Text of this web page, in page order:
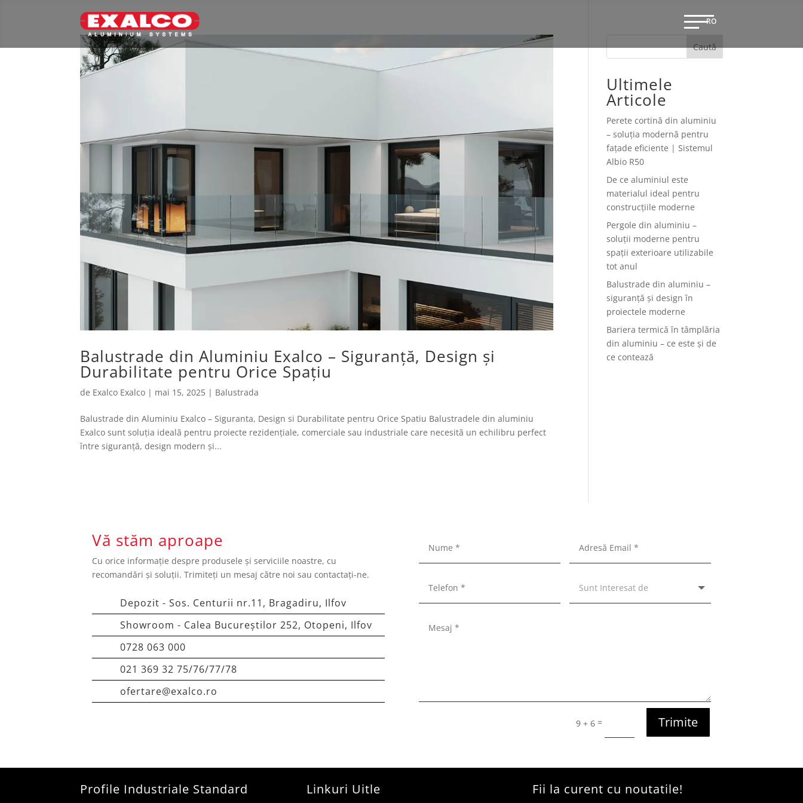
Balustrade din Aluminiu Exalco – Siguranță, Design și
Durabilitate pentru Orice Spațiu
de Exalco Exalco | mai 15, 2025 | Balustrada
Balustrade din Aluminiu Exalco – Siguranta, Design si Durabilitate pentru Orice Spatiu Balustradele din aluminiu
Exalco sunt soluția ideală pentru proiecte rezidențiale, comerciale sau industriale care necesită un echilibru perfect
între siguranță, design modern și...
Caută
Ultimele
Articole
Perete cortină din aluminiu
– soluția modernă pentru
fațade eficiente | Sistemul
Albio R50
De ce aluminiul este
materialul ideal pentru
construcțiile moderne
Pergole din aluminiu –
soluții moderne pentru
spații exterioare utilizabile
tot anul
Balustrade din aluminiu –
siguranță și design în
proiectele moderne
Bariera termică în tâmplăria
din aluminiu – ce este și de
ce contează
Vă stăm aproape
Cu orice informație despre produsele și serviciile noastre, cu
recomandări și soluții. Trimiteți un mesaj către noi sau contactați-ne.
Depozit - Sos. Centurii nr.11, Bragadiru, Ilfov
Showroom - Calea Bucureștilor 252, Otopeni, Ilfov
0728 063 000
021 369 32 75/76/77/78
ofertare@exalco.ro
9 + 6= Trimite
Profile Industriale Standard Linkuri Uitle Fii la curent cu noutatile!
RO
EN